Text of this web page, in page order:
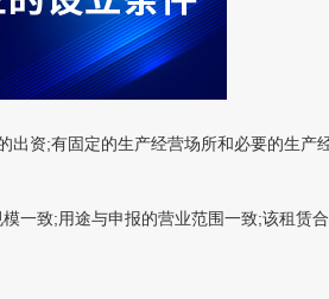
;有固定的生产经营场所和必要的生产
致;用途与申报的营业范围一致;该租赁合